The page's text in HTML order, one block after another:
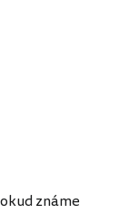
známe